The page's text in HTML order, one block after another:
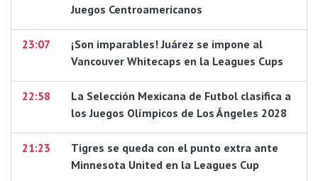
Juegos Centroamericanos
23:07
¡Son imparables! Juárez se impone al
Vancouver Whitecaps en la Leagues Cups
22:58
La Selección Mexicana de Futbol clasifica a
los Juegos Olímpicos de Los Ángeles 2028
21:23
Tigres se queda con el punto extra ante
Minnesota United en la Leagues Cup